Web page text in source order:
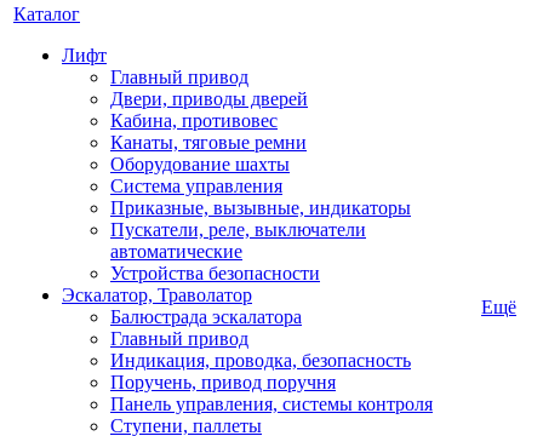
Каталог
Лифт
Главный привод
Двери, приводы дверей
Кабина, противовес
Канаты, тяговые ремни
Оборудование шахты
Система управления
Приказные, вызывные, индикаторы
Пускатели, реле, выключатели
автоматические
Устройства безопасности
Эскалатор, Траволатор
Балюстрада эскалатора
Главный привод
Индикация, проводка, безопасность
Поручень, привод поручня
Панель управления, системы контроля
Ступени, паллеты
Ещё